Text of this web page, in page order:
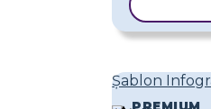
Șablon
PREMIUM